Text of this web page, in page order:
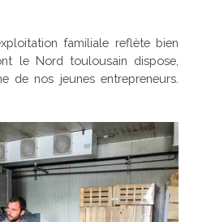
familiale reflète bien
le Nord toulousain dispose,
de nos jeunes entrepreneurs.